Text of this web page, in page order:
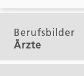
Berufsbilder
Ärzte